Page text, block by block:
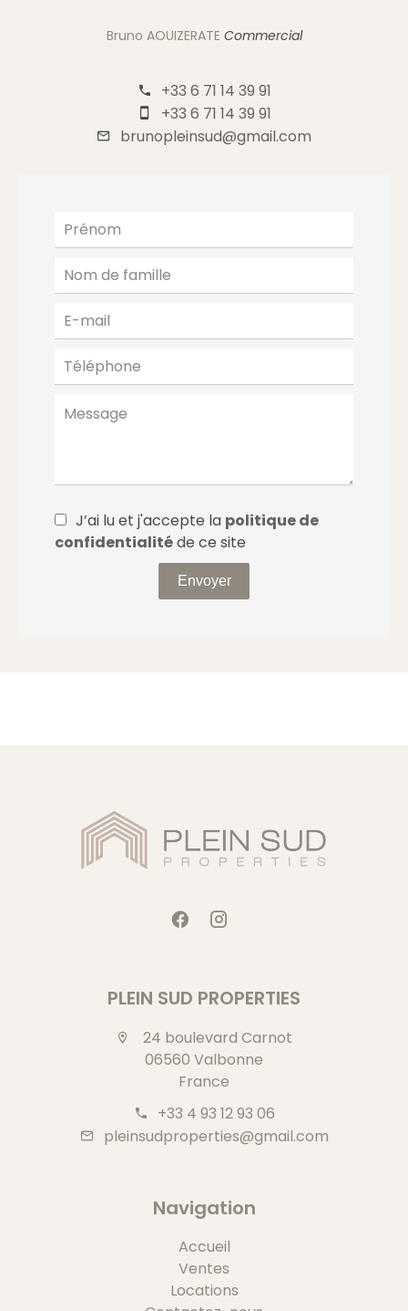
Bruno AOUIZERATE Commercial
+33 6 71 14 39 91
+33 6 71 14 39 91
brunopleinsud@gmail.com
J’ai lu et j'accepte la politique de
confidentialitéde ce site
Envoyer
PLEIN SUD PROPERTIES
24 boulevard Carnot
06560 Valbonne
France
+33 4 93 12 93 06
pleinsudproperties@gmail.com
Navigation
Accueil
Ventes
Locations